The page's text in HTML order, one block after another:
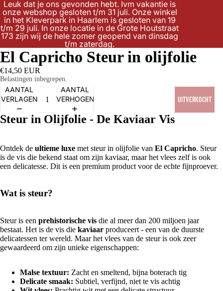
Leuk dat je ons gevonden hebt. Ivm vakantie is
onze webshop gesloten t/m 31 juli. Onze winkel
in het Kleverpark in Haarlem is gesloten van 19
t/m 29 juli. In onze locatie in de Grote Houtstraat
173 zijn wij de hele zomer geopend van dinsdag
t/m zaterdag.
El Capricho Steur in olijfolie
€14,50 EUR
Belastingen inbegrepen.
AANTAL
VERLAGEN
AANTAL
VERHOGEN
UITVERKOCHT
Steur in Olijfolie - De Kaviaar Vis
Ontdek de ultieme luxe met steur in olijfolie van El Capricho. Steur
is de vis die bekend staat om zijn kaviaar, maar het vlees zelf is ook
een delicatesse. Dit is een premium product voor de echte fijnproever.
Wat is steur?
Steur is een prehistorische vis die al meer dan 200 miljoen jaar
bestaat. Het is de vis die kaviaar produceert - een van de duurste
delicatessen ter wereld. Maar het vlees van de steur is ook zeer
gewaardeerd om zijn unieke eigenschappen:
Malse textuur: Zacht en smeltend, bijna boterach tig
Delicate smaak: Subtiel, verfijnd, niet te vis achtig